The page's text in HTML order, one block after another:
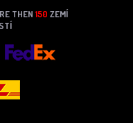
THEN150 ZEMÍ